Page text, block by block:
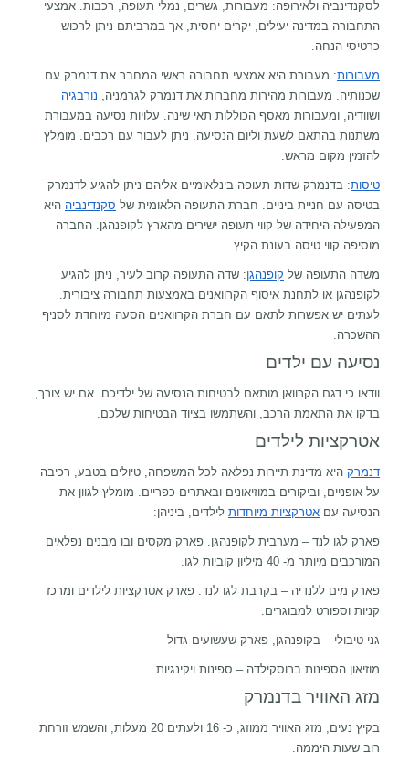
לסקנדינביה ולאירופה: מעבורות, גשרים, נמלי תעופה, רכבות. אמצעי
התחבורה במדינה יעילים, יקרים יחסית, אך במרביתם ניתן לרכוש
כרטיסי הנחה.
מעבורות: מעבורת היא אמצעי תחבורה ראשי המחבר את דנמרק עם
שכנותיה. מעבורות מהירות מחברות את דנמרק לגרמניה, נורבגיה
ושוודיה, ומעבורות מאסף הכוללות תאי שינה. עלויות נסיעה במעבורת
משתנות בהתאם לשעת וליום הנסיעה. ניתן לעבור עם רכבים. מומלץ
להזמין מקום מראש.
טיסות: בדנמרק שדות תעופה בינלאומיים אליהם ניתן להגיע לדנמרק
בטיסה עם חניית ביניים. חברת התעופה הלאומית של סקנדינביה היא
המפעילה היחידה של קווי תעופה ישירים מהארץ לקופנהגן. החברה
מוסיפה קווי טיסה בעונת הקיץ.
משדה התעופה של קופנהגן: שדה התעופה קרוב לעיר, ניתן להגיע
לקופנהגן או לתחנת איסוף הקרוואנים באמצעות תחבורה ציבורית.
לעתים יש אפשרות לתאם עם חברת הקרוואנים הסעה מיוחדת לסניף
ההשכרה.
נסיעה עם ילדים
וודאו כי דגם הקרוואן מותאם לבטיחות הנסיעה של ילדיכם. אם יש צורך,
בדקו את התאמת הרכב, והשתמשו בציוד הבטיחות שלכם.
אטרקציות לילדים
דנמרק היא מדינת תיירות נפלאה לכל המשפחה, טיולים בטבע, רכיבה
על אופניים, וביקורים במוזיאונים ובאתרים כפריים. מומלץ לגוון את
הנסיעה עם אטרקציות מיוחדות לילדים, ביניהן:
פארק לגו לנד – מערבית לקופנהגן. פארק מקסים ובו מבנים נפלאים
המורכבים מיותר מ- 40 מיליון קוביות לגו.
פארק מים ללנדיה – בקרבת לגו לנד. פארק אטרקציות לילדים ומרכז
קניות וספורט למבוגרים.
גני טיבולי – בקופנהגן, פארק שעשועים גדול
מוזיאון הספינות ברוסקילדה – ספינות ויקינגיות.
מזג האוויר בדנמרק
בקיץ נעים, מזג האוויר ממוזג, כ- 16 ולעתים 20 מעלות, והשמש זורחת
רוב שעות היממה.